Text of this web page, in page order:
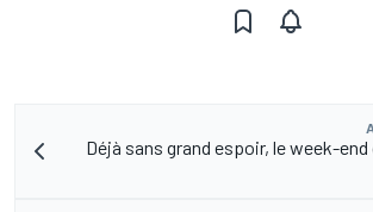
Déjà sans grand espoir, le week-